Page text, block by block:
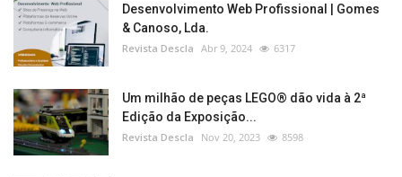
Desenvolvimento Web Profissional | Gomes
& Canoso, Lda.
Revista Descla Abr 9, 2024 6317
Um milhão de peças LEGO® dão vida à 2ª
Edição da Exposição...
Revista Descla Nov 20, 2023 8598